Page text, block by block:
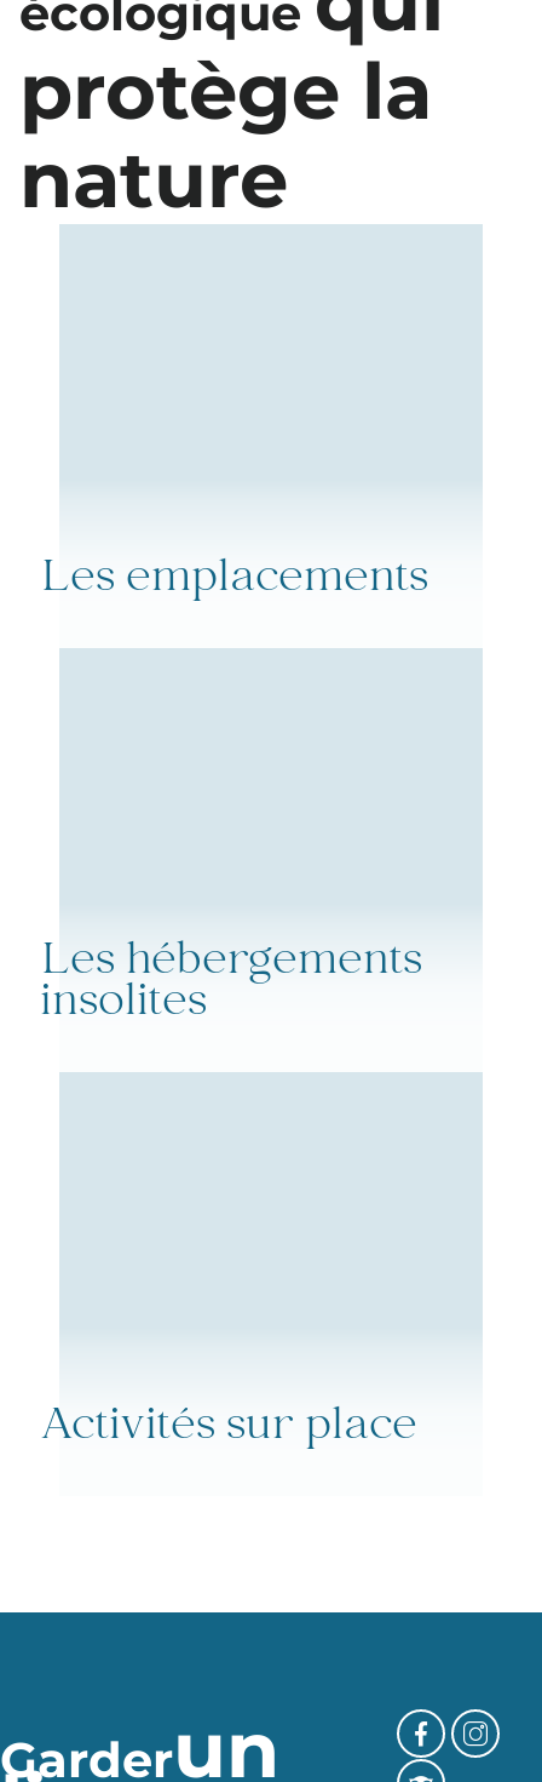
écologique
protège la
nature
Les emplacements
Les hébergements
insolites
Activités sur place
Garderun